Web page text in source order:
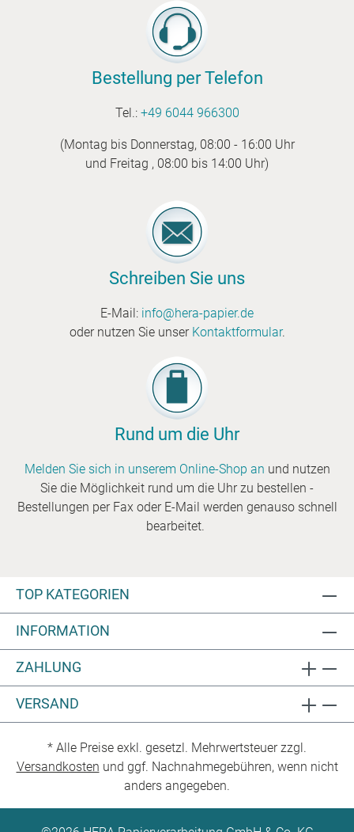
Bestellung per Telefon
Tel.: +49 6044 966300
(Montag bis Donnerstag, 08:00 - 16:00 Uhr
und Freitag , 08:00 bis 14:00 Uhr)
Schreiben Sie uns
E-Mail: info@hera-papier.de
oder nutzen Sie unser Kontaktformular.
Rund um die Uhr
Melden Sie sich in unserem Online-Shop an und nutzen
Sie die Möglichkeit rund um die Uhr zu bestellen -
Bestellungen per Fax oder E-Mail werden genauso schnell
bearbeitet.
TOP KATEGORIEN
INFORMATION
ZAHLUNG
VERSAND
* Alle Preise exkl. gesetzl. Mehrwertsteuer zzgl.
Versandkosten und ggf. Nachnahmegebühren, wenn nicht
anders angegeben.